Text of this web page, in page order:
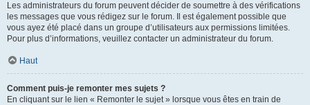
Les administrateurs du forum peuvent décider de soumettre à des vérifications
les messages que vous rédigez sur le forum. Il est également possible que
vous ayez été placé dans un groupe d’utilisateurs aux permissions limitées.
Pour plus d’informations, veuillez contacter un administrateur du forum.
Haut
Comment puis-je remonter mes sujets ?
En cliquant sur le lien « Remonter le sujet » lorsque vous êtes en train de